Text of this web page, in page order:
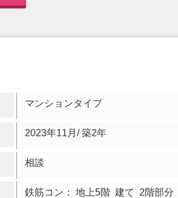
マンションタイプ
2023年11月/ 築2年
相談
鉄筋コン： 地上5階 建て 2階部分